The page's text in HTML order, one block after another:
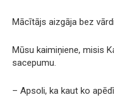
Mācītājs aizgāja bez
Mūsu kaimiņiene, misis
sacepumu.
– Apsoli, ka kaut ko